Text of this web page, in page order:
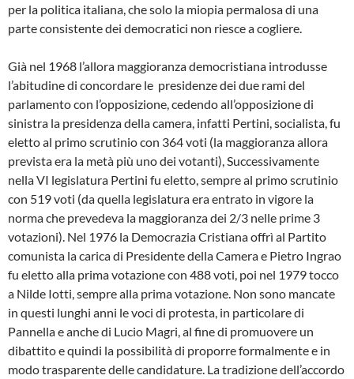
per la politica italiana, che solo la miopia permalosa di una
parte consistente dei democratici non riesce a cogliere.
Già nel 1968 l’allora maggioranza democristiana introdusse
l’abitudine di concordare le presidenze dei due rami del
parlamento con l’opposizione, cedendo all’opposizione di
sinistra la presidenza della camera, infatti Pertini, socialista, fu
eletto al primo scrutinio con 364 voti (la maggioranza allora
prevista era la metà più uno dei votanti), Successivamente
nella VI legislatura Pertini fu eletto, sempre al primo scrutinio
con 519 voti (da quella legislatura era entrato in vigore la
norma che prevedeva la maggioranza dei 2/3 nelle prime 3
votazioni). Nel 1976 la Democrazia Cristiana offrì al Partito
comunista la carica di Presidente della Camera e Pietro Ingrao
fu eletto alla prima votazione con 488 voti, poi nel 1979 tocco
a Nilde Iotti, sempre alla prima votazione. Non sono mancate
in questi lunghi anni le voci di protesta, in particolare di
Pannella e anche di Lucio Magri, al fine di promuovere un
dibattito e quindi la possibilità di proporre formalmente e in
modo trasparente delle candidature. La tradizione dell’accordo